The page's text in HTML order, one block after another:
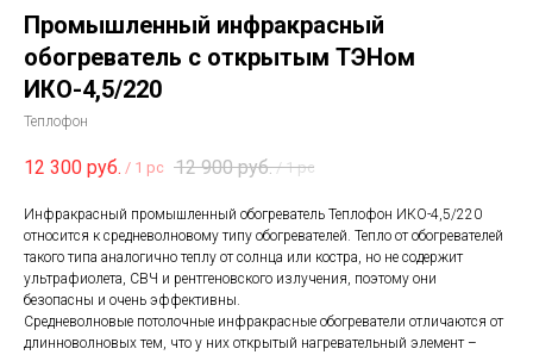
Промышленный инфракрасный
обогреватель с открытым ТЭНом
ИКО-4,5/220
Теплофон
12 300 руб. / 1 pc 12 900 руб. / 1 pc
Инфракрасный промышленный обогреватель Теплофон ИКО-4,5/220
относится к средневолновому типу обогревателей. Тепло от обогревателей
такого типа аналогично теплу от солнца или костра, но не содержит
ультрафиолета, СВЧ и рентгеновского излучения, поэтому они
безопасны и очень эффективны.
Средневолновые потолочные инфракрасные обогреватели отличаются от
длинноволновых тем, что у них открытый нагревательный элемент –